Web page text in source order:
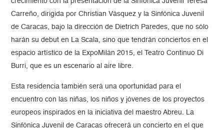
Carreño, dirigida por Christian Vásquez y la Sinfónica Juvenil
de Caracas, bajo la dirección de Dietrich Paredes, que no sólo
harán su debut en La Scala, sino que tendrán conciertos en el
espacio artístico de la ExpoMilán 2015, el Teatro Continuo Di
Burri, que es un escenario al aire libre.
Esta residencia también será una oportunidad para el
encuentro con las niñas, los niños y jóvenes de los proyectos
europeos inspirados en la iniciativa del maestro Abreu. La
Sinfónica Juvenil de Caracas ofrecerá un concierto en el que